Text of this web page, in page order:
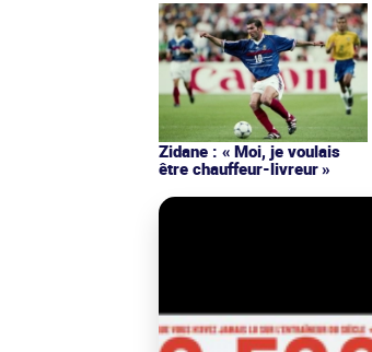
Zidane : « Moi, je voulais
être chauffeur-livreur »